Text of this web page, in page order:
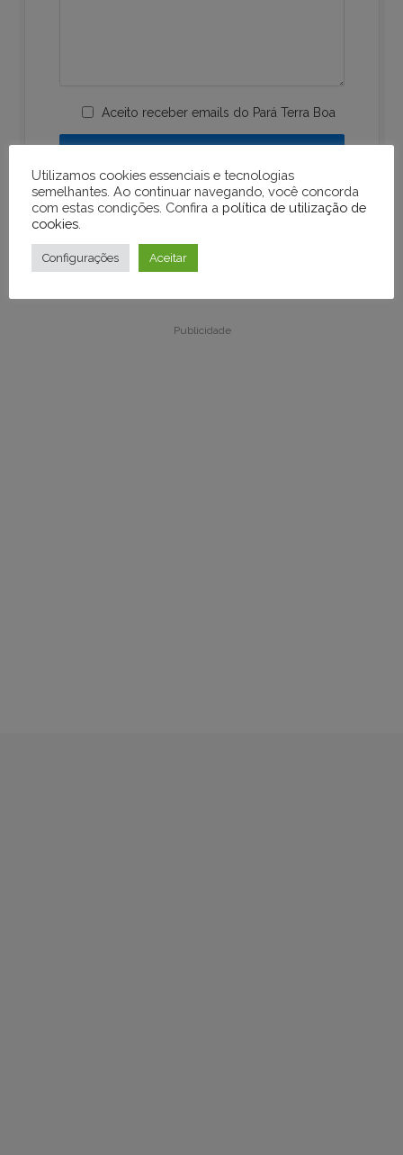
Aceito receber emails do Pará Terra Boa
Publicidade
Publicidade
Utilizamos cookies essenciais e tecnologias
semelhantes. Ao continuar navegando, você concorda
com estas condições. Confira a política de utilização de
cookies
Configurações Aceitar